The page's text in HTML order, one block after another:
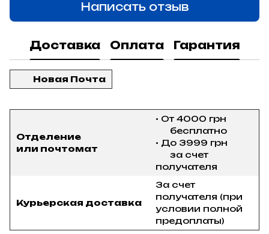
Написать отзыв
Доставка Оплата Гарантия
Новая Почта
Отделение
или почтомат
• От 4000 грн
бесплатно
• До 3999 грн
за счет
получателя
Курьерская доставка
За счет
получателя (при
условии полной
предоплаты)